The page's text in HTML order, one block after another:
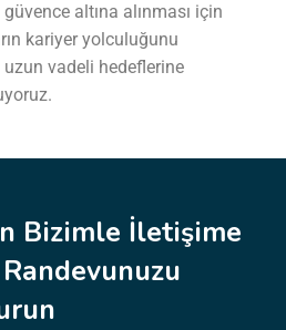
altına alınması için
kariyer yolculuğunu
vadeli hedeflerine
Bizimle İletişime